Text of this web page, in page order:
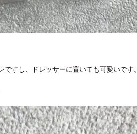
すし、ドレッサーに置いても可愛いです。